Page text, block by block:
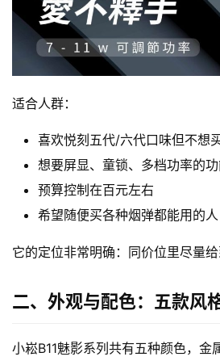
适合人群：
喜欢悦刻五代/六代口味但不想
想要屏显、童锁、多档功率的
预算控制在百元左右
希望随便买各种烟弹都能用的人
它的定位非常明确：同价位里尽量给
二、外观与配色：五款风
小崧B11魅影系列共有五种颜色，金